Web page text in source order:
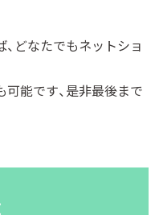
どなたでもネットショ
能です、是非最後まで